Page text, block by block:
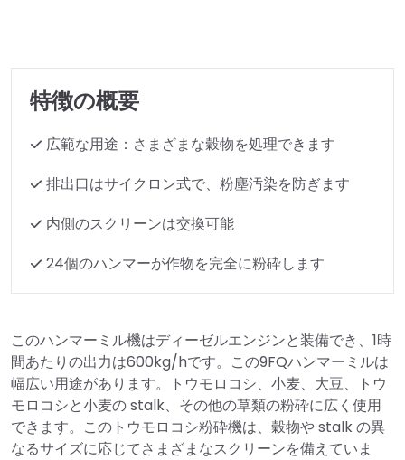
特徴の概要
広範な用途：さまざまな穀物を処理できます
排出口はサイクロン式で、粉塵汚染を防ぎます
内側のスクリーンは交換可能
24個のハンマーが作物を完全に粉砕します
このハンマーミル機はディーゼルエンジンと装備でき、1時
間あたりの出力は600kg/hです。この9FQハンマーミルは
幅広い用途があります。トウモロコシ、小麦、大豆、トウ
モロコシと小麦の stalk、その他の草類の粉砕に広く使用
できます。このトウモロコシ粉砕機は、穀物や stalk の異
なるサイズに応じてさまざまなスクリーンを備えていま